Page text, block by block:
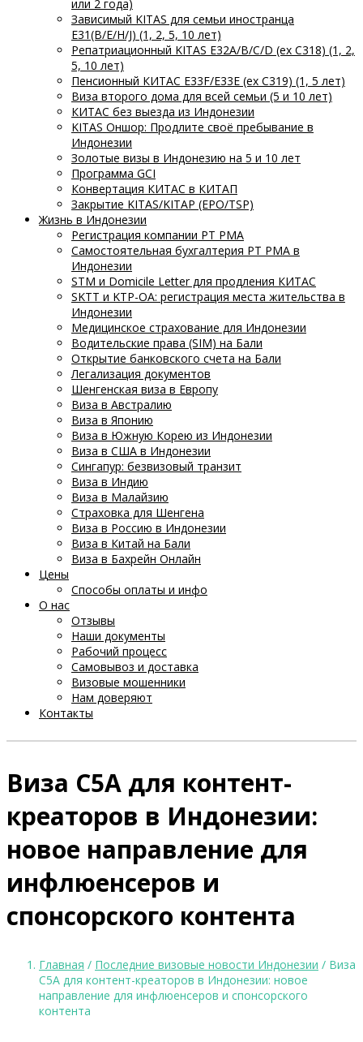
или 2 года)
Зависимый KITAS для семьи иностранца
E31(B/E/H/J) (1, 2, 5, 10 лет)
Репатриационный KITAS E32A/B/C/D (ex C318) (1, 2,
5, 10 лет)
Пенсионный КИТАС E33F/E33E (ex C319) (1, 5 лет)
Виза второго дома для всей семьи (5 и 10 лет)
КИТАС без выезда из Индонезии
KITAS Оншор: Продлите своё пребывание в
Индонезии
Золотые визы в Индонезию на 5 и 10 лет
Программа GCI
Конвертация КИТАС в КИТАП
Закрытие KITAS/KITAP (EPO/TSP)
Жизнь в Индонезии
Регистрация компании PT PMA
Самостоятельная бухгалтерия PT PMA в
Индонезии
STM и Domicile Letter для продления КИТАС
SKTT и KTP-OA: регистрация места жительства в
Индонезии
Медицинское страхование для Индонезии
Водительские права (SIM) на Бали
Открытие банковского счета на Бали
Легализация документов
Шенгенская виза в Европу
Виза в Австралию
Виза в Японию
Виза в Южную Корею из Индонезии
Виза в США в Индонезии
Сингапур: безвизовый транзит
Виза в Индию
Виза в Малайзию
Страховка для Шенгена
Виза в Россию в Индонезии
Виза в Китай на Бали
Виза в Бахрейн Онлайн
Цены
Способы оплаты и инфо
О нас
Отзывы
Наши документы
Рабочий процесс
Самовывоз и доставка
Визовые мошенники
Нам доверяют
Контакты
Виза C5A для контент-
креаторов в Индонезии:
новое направление для
инфлюенсеров и
спонсорского контента
Главная / Последние визовые новости Индонезии / Виза
C5A для контент-креаторов в Индонезии: новое
направление для инфлюенсеров и спонсорского
контента